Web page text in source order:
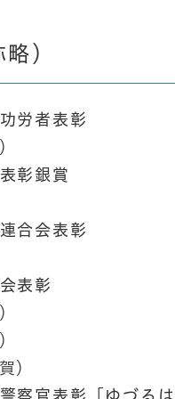
）
労者表彰
彰銀賞
合会表彰
表彰
）
察官表彰「ゆづる